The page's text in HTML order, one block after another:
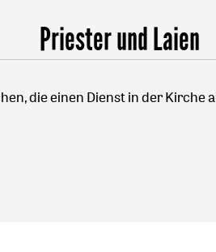
Priester und Laien
die einen Dienst in der Kirche